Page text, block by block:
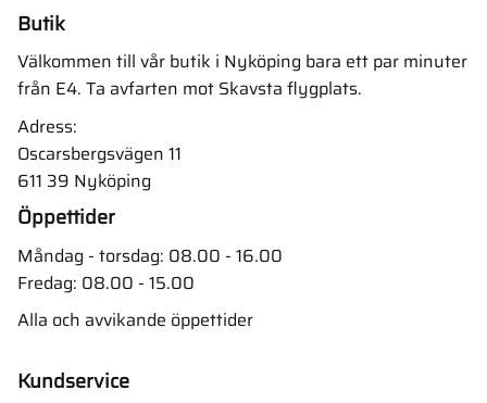
Butik
Välkommen till vår butik i Nyköping bara ett par minuter
från E4. Ta avfarten mot Skavsta flygplats.
Adress:
Oscarsbergsvägen 11
611 39 Nyköping
Öppettider
Måndag - torsdag: 08.00 - 16.00
Fredag: 08.00 - 15.00
Alla och avvikande öppettider
Kundservice